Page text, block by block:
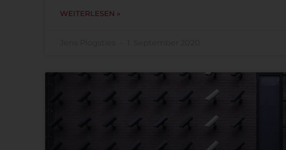
WEITERLESEN »